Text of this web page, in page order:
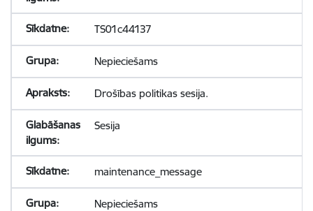
TS01c44137
Nepieciešams
Drošības politikas sesija.
Sesija
maintenance_message
Nepieciešams